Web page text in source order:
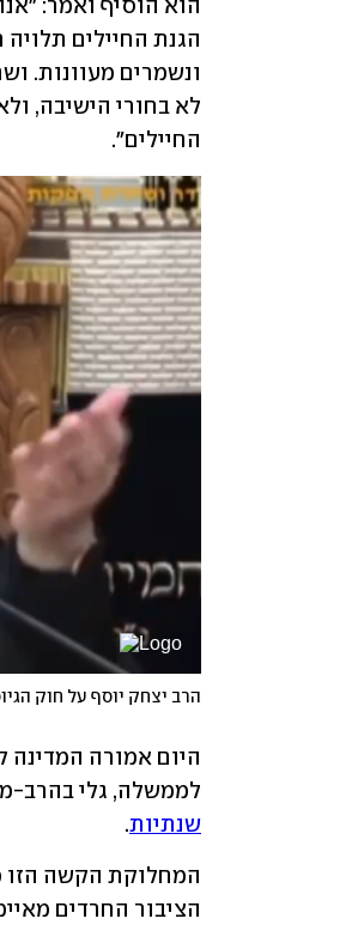
החיילים".
הרב יצחק יוסף על חוק
לממשלה, גלי בהרב-
שנתיות.